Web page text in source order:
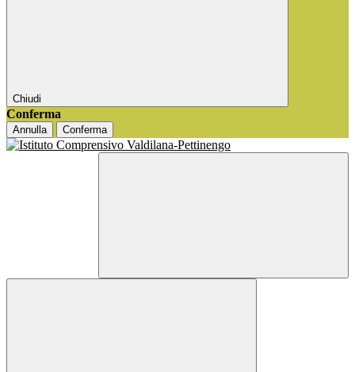
Chiudi
Conferma
Annulla Conferma